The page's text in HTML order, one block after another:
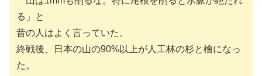
る」と
昔の人はよく言っていた。
終戦後、日本の山の90%以上が人工林の杉と檜になっ
た。